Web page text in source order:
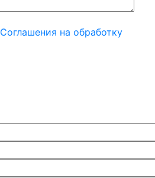
Соглашения на обработку